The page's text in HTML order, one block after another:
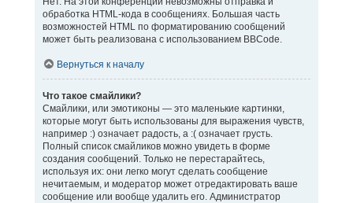
обработка HTML-кода в сообщениях. Большая часть
возможностей HTML по форматированию сообщений
может быть реализована с использованием BBCode.
Вернуться к началу
Что такое смайлики?
Смайлики, или эмотиконы — это маленькие картинки,
которые могут быть использованы для выражения чувств,
например :) означает радость, а :( означает грусть.
Полный список смайликов можно увидеть в форме
создания сообщений. Только не перестарайтесь,
используя их: они легко могут сделать сообщение
нечитаемым, и модератор может отредактировать ваше
сообщение или вообще удалить его. Администратор